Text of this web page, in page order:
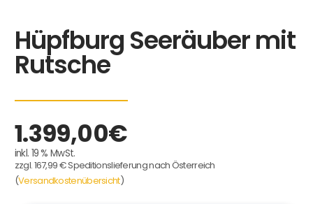
Hüpfburg Seeräuber mit
Rutsche
1.399,00€
inkl. 19 % MwSt.
zzgl. 167,99 € Speditionslieferung nach Österreich
(Versandkostenübersicht)